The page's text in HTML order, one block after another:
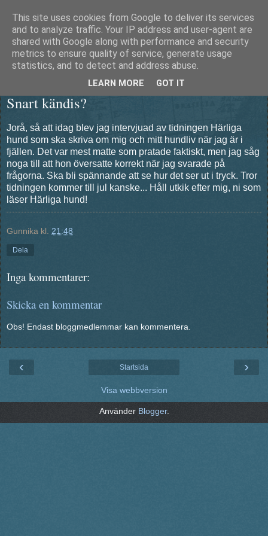
Äventyrshunden Diesel
Snart kändis?
Jorå, så att idag blev jag intervjuad av tidningen Härliga
hund som ska skriva om mig och mitt hundliv när jag är i
fjällen. Det var mest matte som pratade faktiskt, men jag såg
noga till att hon översatte korrekt när jag svarade på
frågorna. Ska bli spännande att se hur det ser ut i tryck. Tror
tidningen kommer till jul kanske... Håll utkik efter mig, ni som
läser Härliga hund!
Gunnika kl. 21:48
Dela
Inga kommentarer:
Skicka en kommentar
Obs! Endast bloggmedlemmar kan kommentera.
‹ ›
Startsida
Visa webbversion
Använder Blogger.
This site uses cookies from Google to deliver its services
and to analyze traffic. Your IP address and user-agent are
shared with Google along with performance and security
metrics to ensure quality of service, generate usage
statistics, and to detect and address abuse.
LEARN MORE GOT IT